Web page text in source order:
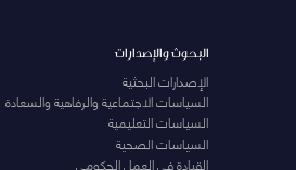
البحوث والإصدارات
الإصدارات البحثية
السياسات الاجتماعية والرفاهية والسعادة
السياسات التعليمية
السياسات الصحية
القيادة في العمل الحكومي